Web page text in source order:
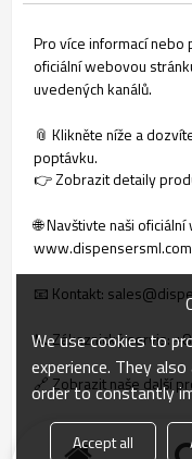
Pro více informací nebo
oficiální webovou
uvedených kanálů.
📎 Klikněte níže a
poptávku.
👉 Zobrazit detaily
🌐 Navštivte naši
www.dispensersml.com
📧 Kontakt:
📞 Zákaznický servis:
🔗 Zobrazit naše další
🔗 Zobrazit naše další
We use cookies to
experience. They
order to constantly
Accept all